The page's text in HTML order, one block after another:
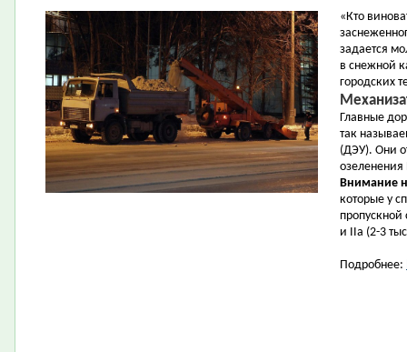
​«Кто
задается
в снежной
городских
Главные
так
(ДЭУ). Они
Внимание
которые у
пропускной
и IIа (2-3
Подробнее: